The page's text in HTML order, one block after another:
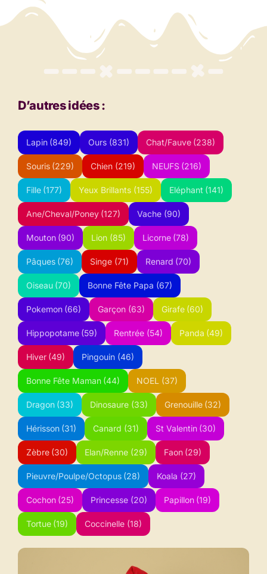
D’autres idées :
Lapin (849) Ours (831) Chat/Fauve (238)
Souris (229) Chien (219) NEUFS (216)
Fille (177) Yeux Brillants (155) Eléphant (141)
Ane/Cheval/Poney (127) Vache (90)
Mouton (90) Lion (85) Licorne (78)
Pâques (76) Singe (71) Renard (70)
Oiseau (70) Bonne Fête Papa (67)
Pokemon (66) Garçon (63) Girafe (60)
Hippopotame (59) Rentrée (54) Panda (49)
Hiver (49) Pingouin (46)
Bonne Fête Maman (44) NOEL (37)
Dragon (33) Dinosaure (33) Grenouille (32)
Hérisson (31) Canard (31) St Valentin (30)
Zèbre (30) Elan/Renne (29) Faon (29)
Pieuvre/Poulpe/Octopus (28) Koala (27)
Cochon (25) Princesse (20) Papillon (19)
Tortue (19) Coccinelle (18)